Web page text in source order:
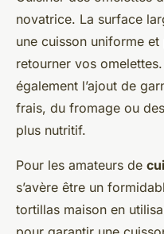
novatrice. La surface
une cuisson uniforme
retourner vos
également l’ajout de
frais, du fromage ou
plus nutritif.
Pour les amateurs de
s’avère être un
tortillas maison en